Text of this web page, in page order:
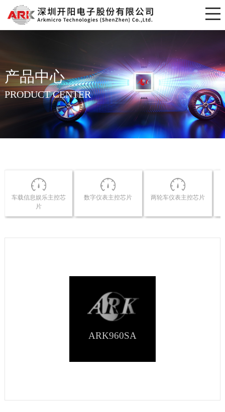
产品中心
PRODUCT CENTER
车载信息娱乐主控芯
片
数字仪表主控芯片 两轮车仪表主控芯片
ARK960SA